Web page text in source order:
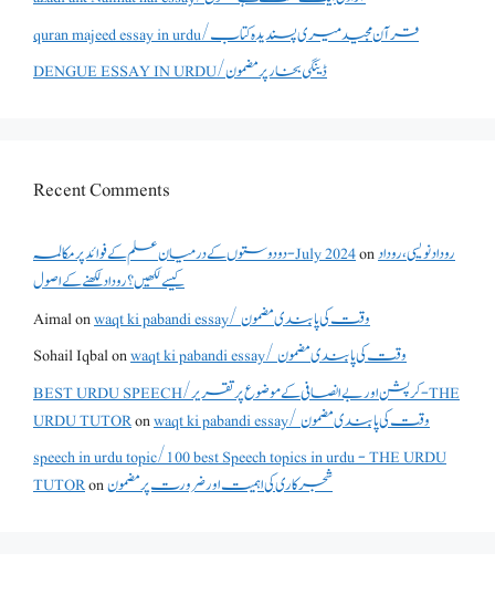
quran majeed essay in urdu/قرآن مجید میری پسندیدہ کتاب
DENGUE ESSAY IN URDU/ڈینگی بخار پر مضمون
Recent Comments
دو دوستوں کے درمیان علم کے فوائد پر مکالمہ - July 2024onروداد نویسی ،روداد
کیسے لکھیں؟ روداد لکھنے کے اصول
Aimalon
waqt ki pabandi essay/ وقت کی پابندی مضمون
Sohail Iqbalon
waqt ki pabandi essay/ وقت کی پابندی مضمون
BEST URDU SPEECH/کرپشن اور بے انصافی کے موضوع پر تقریر - THE
URDU TUTORon
waqt ki pabandi essay/ وقت کی پابندی مضمون
speech in urdu topic/100 best Speech topics in urdu - THE URDU
TUTORonشجرکاری کی اہمیت اور ضرورت پر مضمون